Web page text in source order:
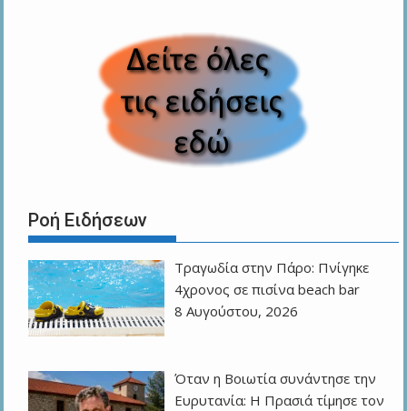
Ροή Ειδήσεων
Τραγωδία στην Πάρο: Πνίγηκε
4χρονος σε πισίνα beach bar
8 Αυγούστου, 2026
Όταν η Βοιωτία συνάντησε την
Ευρυτανία: Η Πρασιά τίμησε τον